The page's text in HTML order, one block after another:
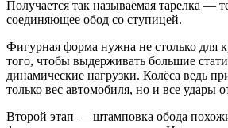
Получается так называемая тарелка —
соединяющее обод со ступицей.
Фигурная форма нужна не столько для
того, чтобы выдерживать большие
динамические нагрузки. Колёса ведь
только вес автомобиля, но и все удары
Второй этап — штамповка обода